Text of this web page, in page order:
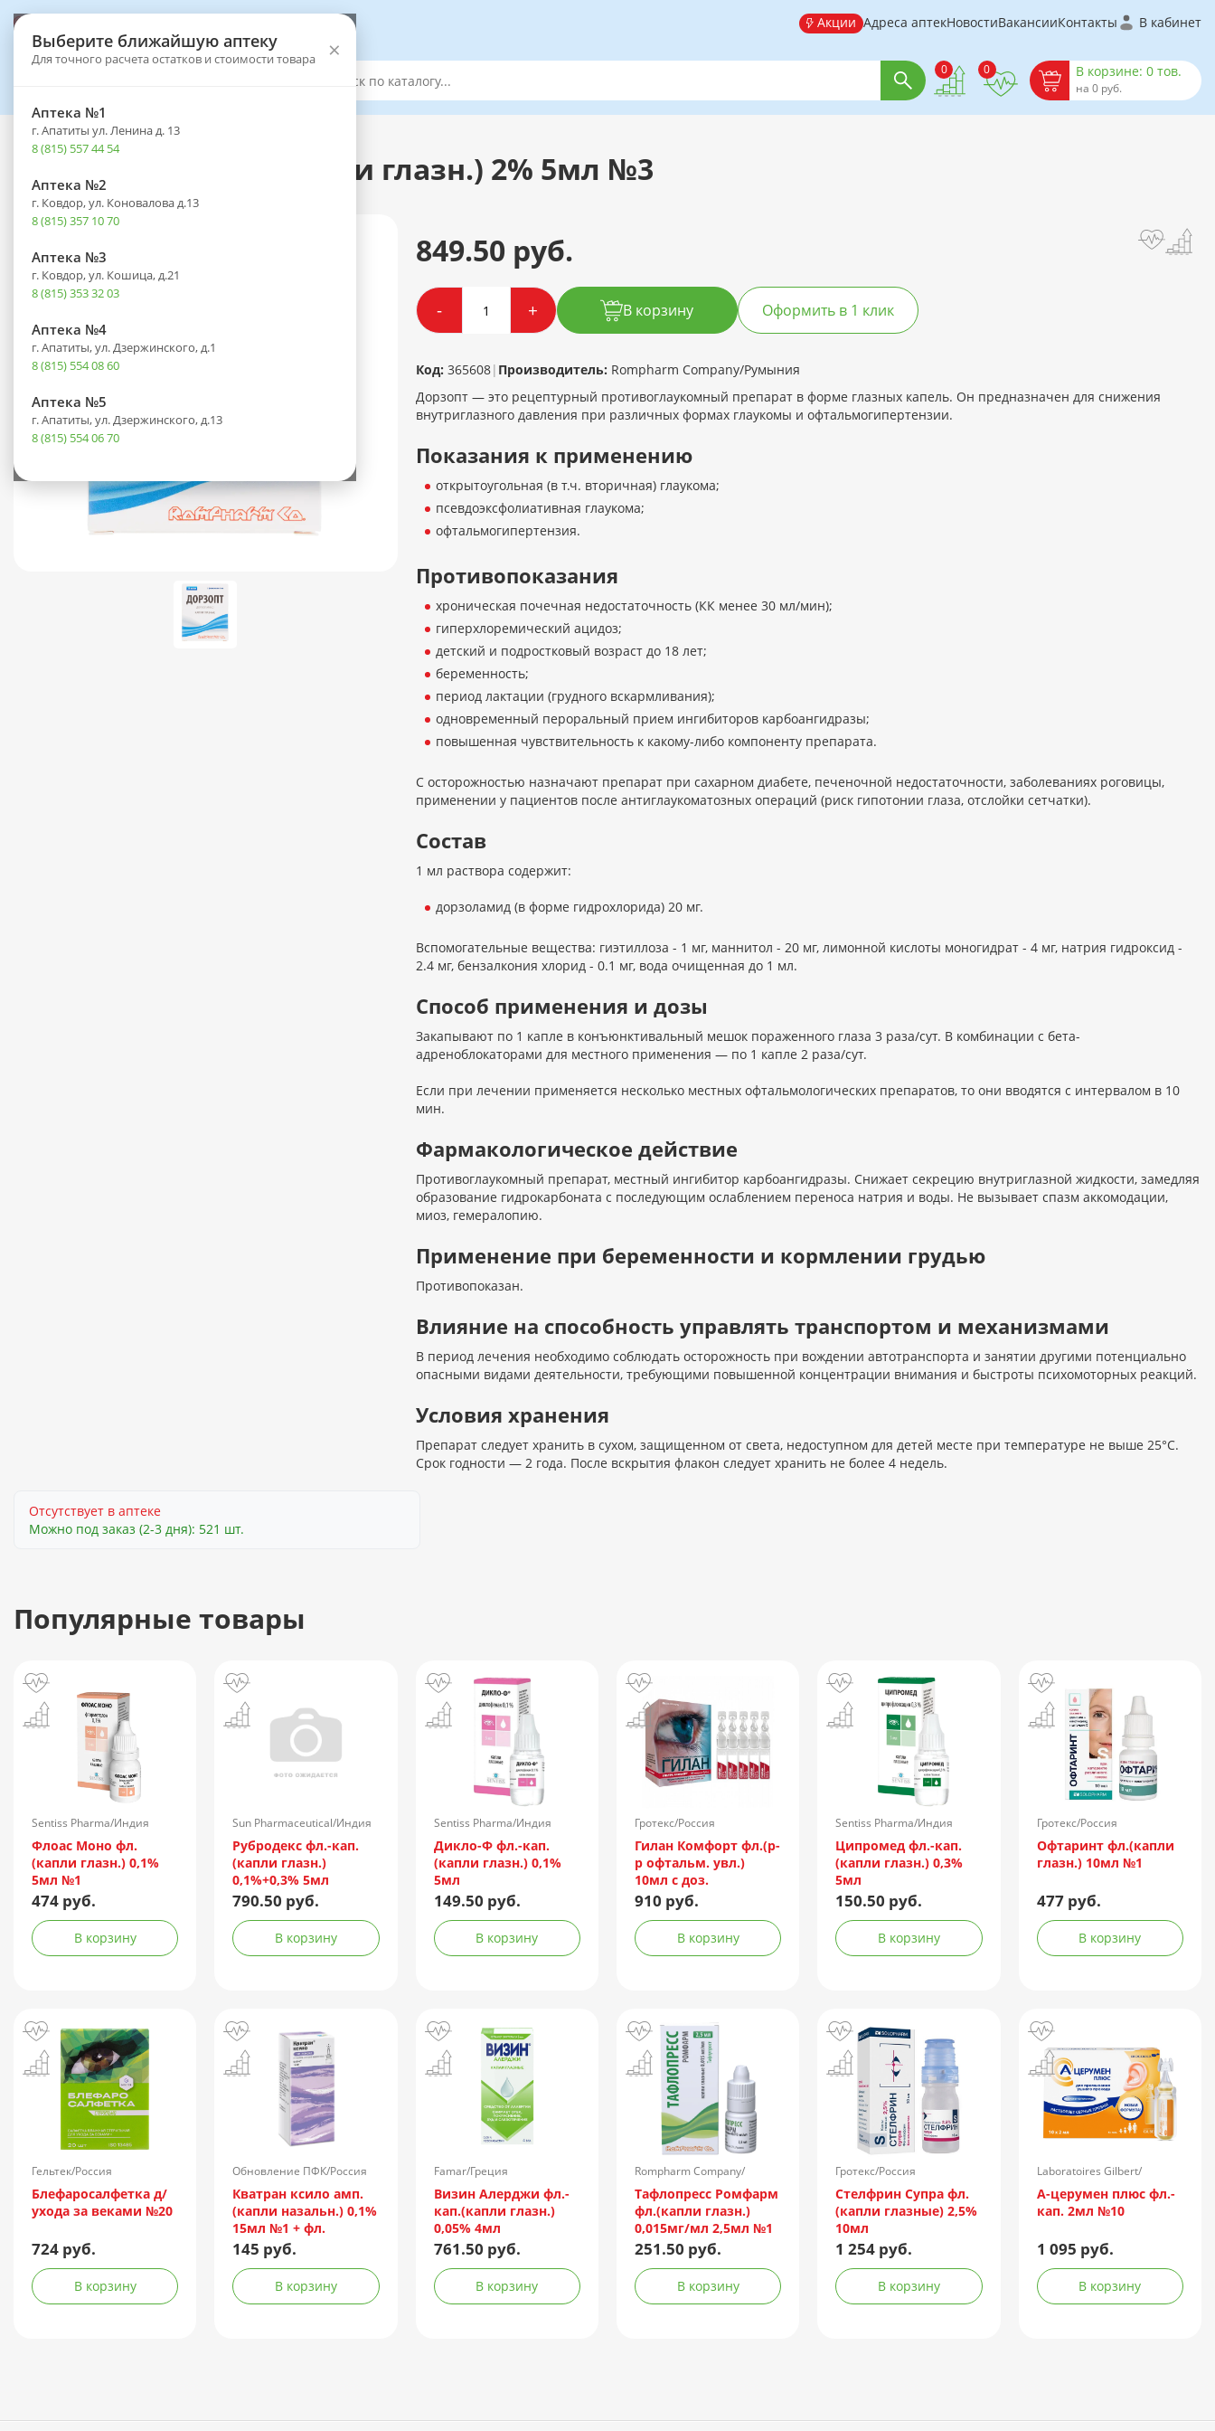
Выберите ближайшую аптеку
Для точного расчета остатков и стоимости товара ×
Аптека №1
г. Апатиты ул. Ленина д. 13
8 (815) 557 44 54
Аптека №2
г. Ковдор, ул. Коновалова д.13
8 (815) 357 10 70
Аптека №3
г. Ковдор, ул. Кошица, д.21
8 (815) 353 32 03
Аптека №4
г. Апатиты, ул. Дзержинского, д.1
8 (815) 554 08 60
Аптека №5
г. Апатиты, ул. Дзержинского, д.13
8 (815) 554 06 70
Акции Адреса аптекНовостиВакансииКонтакты В кабинет
0 0 В корзине: 0 тов.
на 0 руб.
Каталог - Оптика - Офтальмологические средства
Дорзопт фл.-кап.(капли глазн.) 2% 5мл №3
849.50 руб.
- + В корзину Оформить в 1 клик
Код: 365608| Производитель: Rompharm Company/Румыния
Дорзопт — это рецептурный противоглаукомный препарат в форме глазных капель. Он предназначен для снижения
внутриглазного давления при различных формах глаукомы и офтальмогипертензии.
Показания к применению
открытоугольная (в т.ч. вторичная) глаукома;
псевдоэксфолиативная глаукома;
офтальмогипертензия.
Противопоказания
хроническая почечная недостаточность (КК менее 30 мл/мин);
гиперхлоремический ацидоз;
детский и подростковый возраст до 18 лет;
беременность;
период лактации (грудного вскармливания);
одновременный пероральный прием ингибиторов карбоангидразы;
повышенная чувствительность к какому-либо компоненту препарата.
С осторожностью назначают препарат при сахарном диабете, печеночной недостаточности, заболеваниях роговицы,
применении у пациентов после антиглаукоматозных операций (риск гипотонии глаза, отслойки сетчатки).
Состав
1 мл раствора содержит:
дорзоламид (в форме гидрохлорида) 20 мг.
Вспомогательные вещества: гиэтиллоза - 1 мг, маннитол - 20 мг, лимонной кислоты моногидрат - 4 мг, натрия гидроксид -
2.4 мг, бензалкония хлорид - 0.1 мг, вода очищенная до 1 мл.
Способ применения и дозы
Закапывают по 1 капле в конъюнктивальный мешок пораженного глаза 3 раза/сут. В комбинации с бета-
адреноблокаторами для местного применения — по 1 капле 2 раза/сут.
Если при лечении применяется несколько местных офтальмологических препаратов, то они вводятся с интервалом в 10
мин.
Фармакологическое действие
Противоглаукомный препарат, местный ингибитор карбоангидразы. Снижает секрецию внутриглазной жидкости, замедляя
образование гидрокарбоната с последующим ослаблением переноса натрия и воды. Не вызывает спазм аккомодации,
миоз, гемералопию.
Применение при беременности и кормлении грудью
Противопоказан.
Влияние на способность управлять транспортом и механизмами
В период лечения необходимо соблюдать осторожность при вождении автотранспорта и занятии другими потенциально
опасными видами деятельности, требующими повышенной концентрации внимания и быстроты психомоторных реакций.
Условия хранения
Препарат следует хранить в сухом, защищенном от света, недоступном для детей месте при температуре не выше 25°С.
Срок годности — 2 года. После вскрытия флакон следует хранить не более 4 недель.
Отсутствует в аптеке
Можно под заказ (2-3 дня): 521 шт.
Популярные товары
Sentiss Pharma/Индия
Флоас Моно фл.
(капли глазн.) 0,1%
5мл №1
474 руб.
В корзину
Sun Pharmaceutical/Индия
Рубродекс фл.-кап.
(капли глазн.)
0,1%+0,3% 5мл
790.50 руб.
В корзину
Sentiss Pharma/Индия
Дикло-Ф фл.-кап.
(капли глазн.) 0,1%
5мл
149.50 руб.
В корзину
Гротекс/Россия
Гилан Комфорт фл.(р-
р офтальм. увл.)
10мл с доз.
910 руб.
В корзину
Sentiss Pharma/Индия
Ципромед фл.-кап.
(капли глазн.) 0,3%
5мл
150.50 руб.
В корзину
Гротекс/Россия
Офтаринт фл.(капли
глазн.) 10мл №1
477 руб.
В корзину
Гельтек/Россия
Блефаросалфетка д/
ухода за веками №20
724 руб.
В корзину
Обновление ПФК/Россия
Кватран ксило амп.
(капли назальн.) 0,1%
15мл №1 + фл.
145 руб.
В корзину
Famar/Греция
Визин Алерджи фл.-
кап.(капли глазн.)
0,05% 4мл
761.50 руб.
В корзину
Rompharm Company/
Румыния
Тафлопресс Ромфарм
фл.(капли глазн.)
0,015мг/мл 2,5мл №1
пач.карт.
251.50 руб.
В корзину
Гротекс/Россия
Стелфрин Супра фл.
(капли глазные) 2,5%
10мл
1 254 руб.
В корзину
Laboratoires Gilbert/
Франция
А-церумен плюс фл.-
кап. 2мл №10
1 095 руб.
В корзину